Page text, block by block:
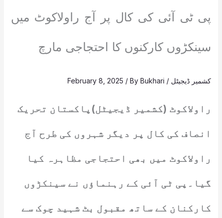
پی ٹی آئی کی کال پر آج راولاکوٹ میں
سینکڑوں کارکنوں کا احتجاجی مارچ
کشمیر ڈیجیٹل /
February 8, 2025 / ByBukhari
راولاکوٹ (کشمیر ڈیجیٹل)پاکستان تحریک
انصاف کی کال پر دیگر شہروں کی طرح آج
راولاکوٹ میں بھی احتجاجی مظاہرہ کیا
گیا۔پی ٹی آئی کے رہنماؤں نے سینکڑوں
کارکنان کے ساتھ مقبول بٹ شہید چوک سے